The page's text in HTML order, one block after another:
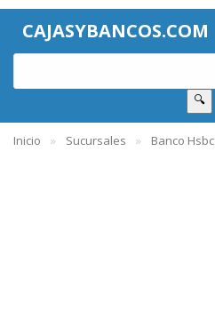
CAJASYBANCOS.COM
🔍
Inicio Sucursales Banco Hsbc